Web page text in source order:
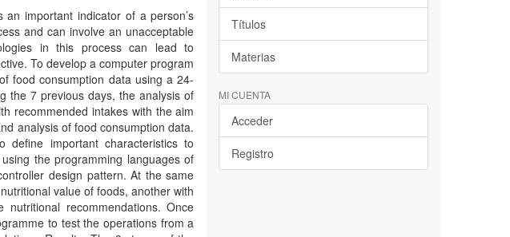
important indicator of a person’s
and can involve an unacceptable
in this process can lead to
To develop a computer program
food consumption data using a 24-
the 7 previous days, the analysis of
recommended intakes with the aim
analysis of food consumption data.
important characteristics to
the programming languages of
design pattern. At the same
value of foods, another with
recommendations. Once
to test the operations from a
Títulos
Materias
MI CUENTA
Acceder
Registro